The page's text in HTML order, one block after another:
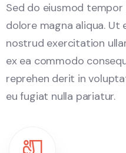
Sed do eiusmod
dolore magna aliqua. Ut
nostrud exercitation
ex ea commodo
reprehen derit in
eu fugiat nulla pariatur.